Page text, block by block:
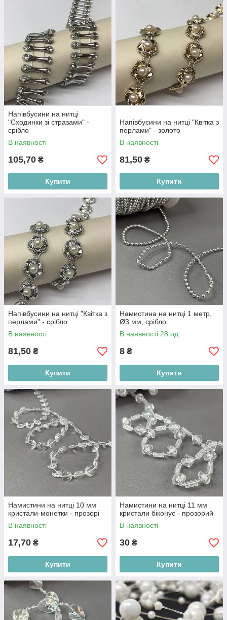
Напівбусини на нитці
"Сходинки зі стразами" -
срібло
В наявності
105,70 ₴
Купити
Напівбусини на нитці "Квітка з
перлами" - золото
В наявності
81,50 ₴
Купити
Напівбусини на нитці "Квітка з
перлами" - срібло
В наявності
81,50 ₴
Купити
Намистина на нитці 1 метр,
Ø3 мм, срібло
В наявності 28 од.
8 ₴
Купити
Намистини на нитці 10 мм
кристали-монетки - прозорі
В наявності
17,70 ₴
Купити
Намистини на нитці 11 мм
кристали біконус - прозорий
В наявності
30 ₴
Купити